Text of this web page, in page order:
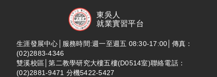
東吳人
就業實習平台
生涯發展中心│服務時間:週一至週五 08:30-17:00│傳真：
(02)2883-4346
雙溪校區│第二教學研究大樓五樓(D0514室)聯絡電話：
(02)2881-9471 分機5422-5427